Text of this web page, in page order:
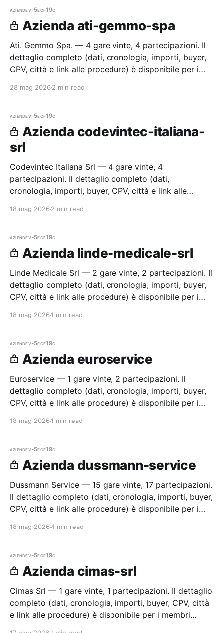
aziendev-5ecf19c
Azienda ati-gemmo-spa
Ati. Gemmo Spa. — 4 gare vinte, 4 partecipazioni. Il
dettaglio completo (dati, cronologia, importi, buyer,
CPV, città e link alle procedure) è disponibile per i
28 mag 2026 2 min read
aziendev-5ecf19c
Azienda codevintec-italiana-
srl
Codevintec Italiana Srl — 4 gare vinte, 4
partecipazioni. Il dettaglio completo (dati,
cronologia, importi, buyer, CPV, città e link alle
18 mag 2026 2 min read
aziendev-5ecf19c
Azienda linde-medicale-srl
Linde Medicale Srl — 2 gare vinte, 2 partecipazioni. Il
dettaglio completo (dati, cronologia, importi, buyer,
CPV, città e link alle procedure) è disponibile per i
18 mag 2026 1 min read
aziendev-5ecf19c
Azienda euroservice
Euroservice — 1 gare vinte, 2 partecipazioni. Il
dettaglio completo (dati, cronologia, importi, buyer,
CPV, città e link alle procedure) è disponibile per i
18 mag 2026 1 min read
aziendev-5ecf19c
Azienda dussmann-service
Dussmann Service — 15 gare vinte, 17 partecipazioni.
Il dettaglio completo (dati, cronologia, importi, buyer,
CPV, città e link alle procedure) è disponibile per i
18 mag 20264 min read
aziendev-5ecf19c
Azienda cimas-srl
Cimas Srl — 1 gare vinte, 1 partecipazioni. Il dettaglio
completo (dati, cronologia, importi, buyer, CPV, città
e link alle procedure) è disponibile per i membri